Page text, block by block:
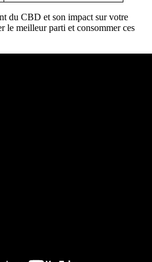
du CBD et son impact sur votre
le meilleur parti et consommer ces